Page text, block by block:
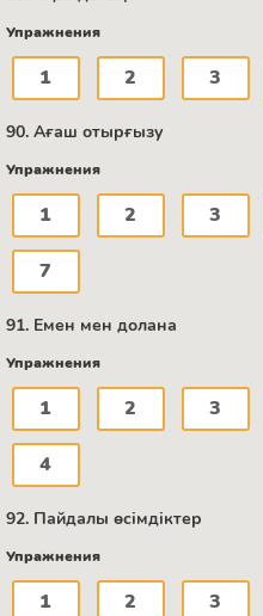
Упражнения
1 2 3
90. Ағаш отырғызу
Упражнения
1 2 3
7
91. Емен мен долана
Упражнения
1 2 3
4
92. Пайдалы өсімдіктер
Упражнения
1 2 3